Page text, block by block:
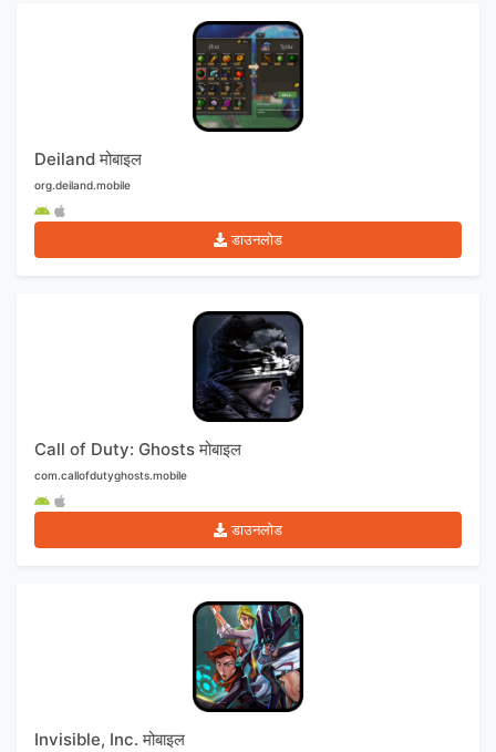
Deiland मोबाइल
org.deiland.mobile
डाउनलोड
Call of Duty: Ghosts मोबाइल
com.callofdutyghosts.mobile
डाउनलोड
Invisible, Inc. मोबाइल